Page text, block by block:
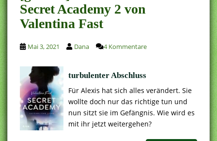
Secret Academy 2 von
Valentina Fast
Mai 3, 2021 Dana 4 Kommentare
turbulenter Abschluss
Für Alexis hat sich alles verändert. Sie
wollte doch nur das richtige tun und
nun sitzt sie im Gefängnis. Wie wird es
mit ihr jetzt weitergehen?